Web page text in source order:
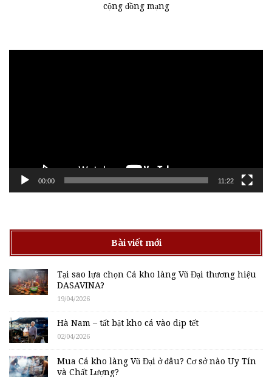
cộng đồng mạng
00:00 11:22
Bài viết mới
Tại sao lựa chọn Cá kho làng Vũ Đại thương hiệu
DASAVINA?
19/04/2026
Hà Nam – tất bật kho cá vào dịp tết
02/04/2026
Mua Cá kho làng Vũ Đại ở đâu? Cơ sở nào Uy Tín
và Chất Lượng?